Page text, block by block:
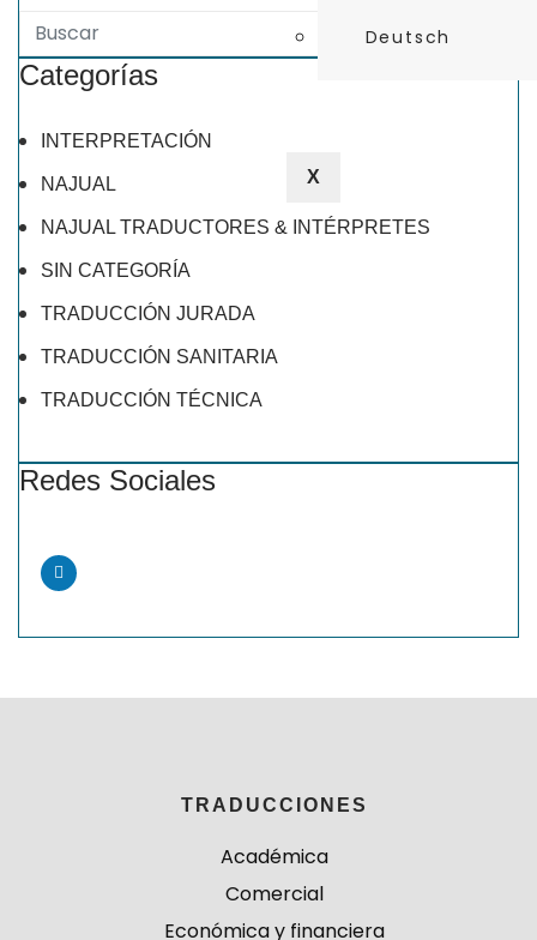
Deutsch
X
Categorías
INTERPRETACIÓN
NAJUAL
NAJUAL TRADUCTORES & INTÉRPRETES
SIN CATEGORÍA
TRADUCCIÓN JURADA
TRADUCCIÓN SANITARIA
TRADUCCIÓN TÉCNICA
Redes Sociales
TRADUCCIONES
Académica
Comercial
Económica y financiera